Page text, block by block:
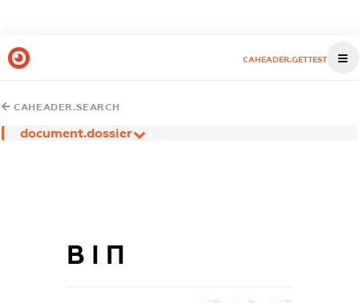
CAHEADER.GETTEST
CAHEADER.SEARCH
document.dossier
В І П